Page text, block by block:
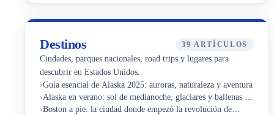
Destinos 39 ARTÍCULOS
Ciudades, parques nacionales, road trips y lugares para
descubrir en Estados Unidos.
›Guía esencial de Alaska 2025: auroras, naturaleza y aventura
›Alaska en verano: sol de medianoche, glaciares y ballenas en
el mejor mes del año
›Boston a pie: la ciudad donde empezó la revolución de